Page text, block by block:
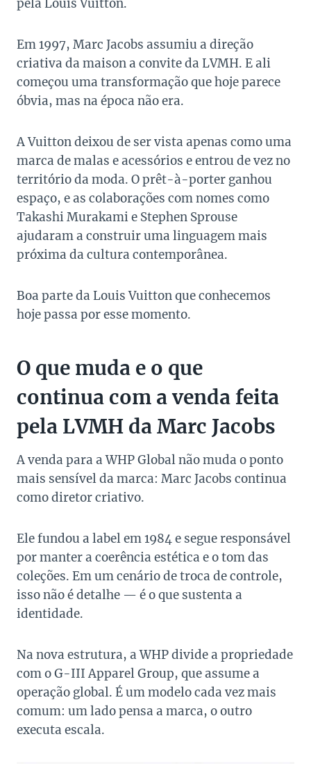
pela Louis Vuitton.
Em 1997, Marc Jacobs assumiu a direção
criativa da maison a convite da LVMH. E ali
começou uma transformação que hoje parece
óbvia, mas na época não era.
A Vuitton deixou de ser vista apenas como uma
marca de malas e acessórios e entrou de vez no
território da moda. O prêt-à-porter ganhou
espaço, e as colaborações com nomes como
Takashi Murakami e Stephen Sprouse
ajudaram a construir uma linguagem mais
próxima da cultura contemporânea.
Boa parte da Louis Vuitton que conhecemos
hoje passa por esse momento.
O que muda e o que
continua com a venda feita
pela LVMH da Marc Jacobs
A venda para a WHP Global não muda o ponto
mais sensível da marca: Marc Jacobs continua
como diretor criativo.
Ele fundou a label em 1984 e segue responsável
por manter a coerência estética e o tom das
coleções. Em um cenário de troca de controle,
isso não é detalhe — é o que sustenta a
identidade.
Na nova estrutura, a WHP divide a propriedade
com o G-III Apparel Group, que assume a
operação global. É um modelo cada vez mais
comum: um lado pensa a marca, o outro
executa escala.